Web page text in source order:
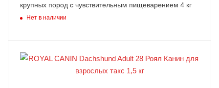
крупных пород с чувствительным пищеварением 4 кг
Нет в наличии